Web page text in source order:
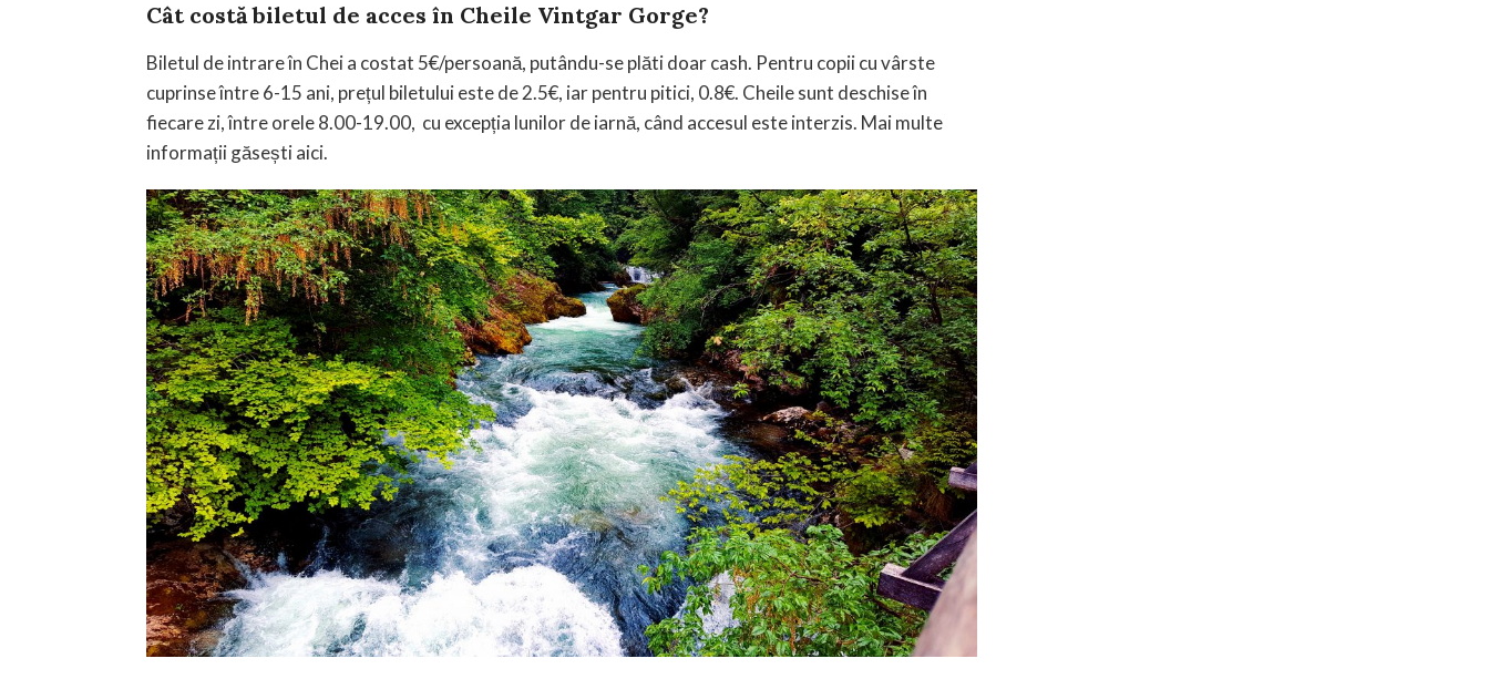
Cât costă biletul de acces în Cheile Vintgar Gorge?
Biletul de intrare în Chei a costat 5€/persoană, putându-se plăti doar cash. Pentru copii cu vârste
cuprinse între 6-15 ani, prețul biletului este de 2.5€, iar pentru pitici, 0.8€. Cheile sunt deschise în
fiecare zi, între orele 8.00-19.00, cu excepția lunilor de iarnă, când accesul este interzis. Mai multe
informații găsești aici.